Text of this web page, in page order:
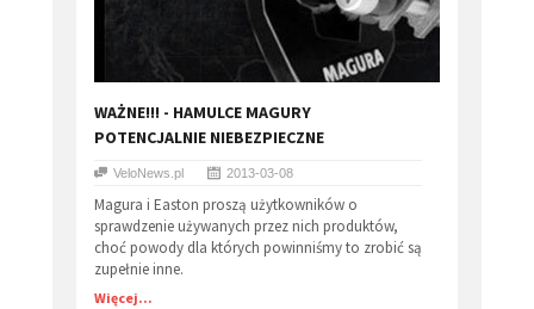
WAŻNE!!! - HAMULCE MAGURY
POTENCJALNIE NIEBEZPIECZNE
VeloNews.pl 2013-03-08
Magura i Easton proszą użytkowników o
sprawdzenie używanych przez nich produktów,
choć powody dla których powinniśmy to zrobić są
zupełnie inne.
Więcej...